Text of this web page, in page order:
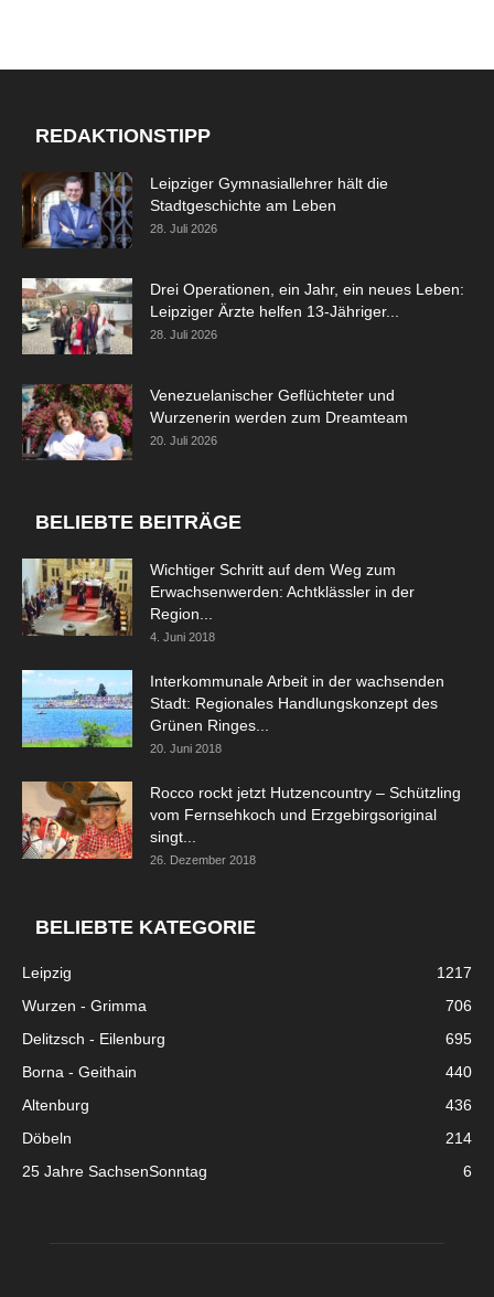
REDAKTIONSTIPP
Leipziger Gymnasiallehrer hält die
Stadtgeschichte am Leben
28. Juli 2026
Drei Operationen, ein Jahr, ein neues Leben:
Leipziger Ärzte helfen 13-Jähriger...
28. Juli 2026
Venezuelanischer Geflüchteter und
Wurzenerin werden zum Dreamteam
20. Juli 2026
BELIEBTE BEITRÄGE
Wichtiger Schritt auf dem Weg zum
Erwachsenwerden: Achtklässler in der
Region...
4. Juni 2018
Interkommunale Arbeit in der wachsenden
Stadt: Regionales Handlungskonzept des
Grünen Ringes...
20. Juni 2018
Rocco rockt jetzt Hutzencountry – Schützling
vom Fernsehkoch und Erzgebirgsoriginal
singt...
26. Dezember 2018
BELIEBTE KATEGORIE
Leipzig
1217
Wurzen - Grimma
706
Delitzsch - Eilenburg
695
Borna - Geithain
440
Altenburg
436
Döbeln
214
25 Jahre SachsenSonntag
6